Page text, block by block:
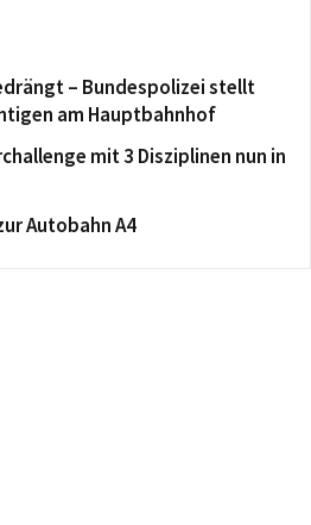
– Bundespolizei stellt
am Hauptbahnhof
mit 3 Disziplinen nun in
Autobahn A4